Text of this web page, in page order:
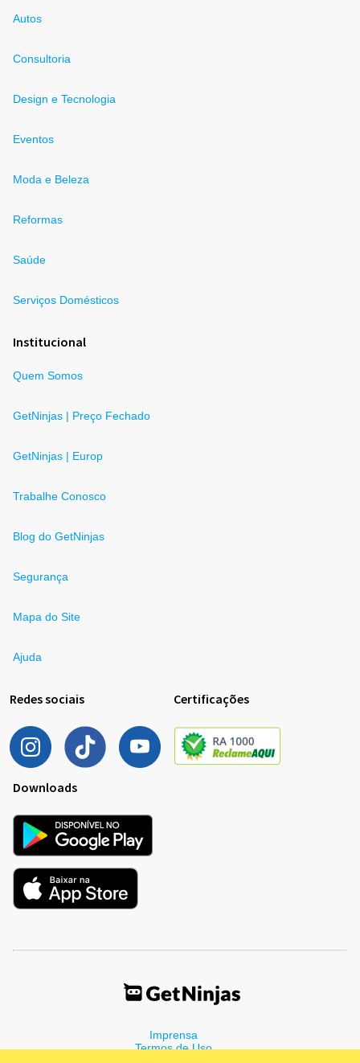
Autos
Consultoria
Design e Tecnologia
Eventos
Moda e Beleza
Reformas
Saúde
Serviços Domésticos
Institucional
Quem Somos
GetNinjas | Preço Fechado
GetNinjas | Europ
Trabalhe Conosco
Blog do GetNinjas
Segurança
Mapa do Site
Ajuda
Redes sociais Certificações
Downloads
Imprensa
Termos de Uso